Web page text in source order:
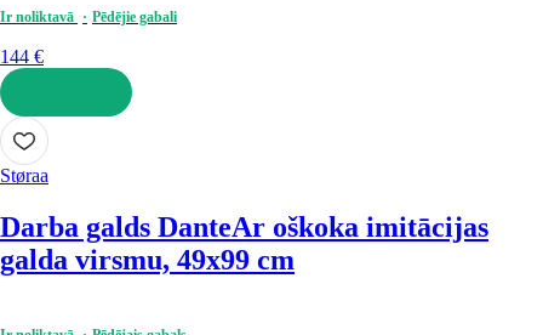
Ir noliktavā Pēdējie gabali
144 €
LIKT GROZĀ
Støraa
Darba galds DanteAr oškoka imitācijas
galda virsmu, 49x99 cm